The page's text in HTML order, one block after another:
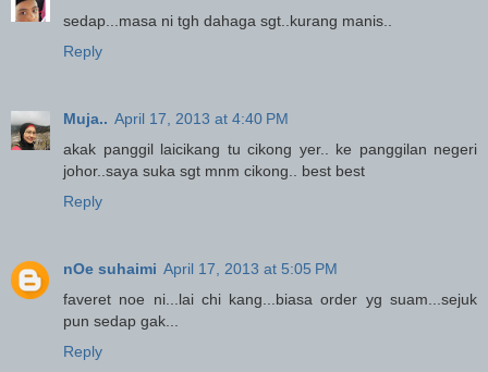
sedap...masa ni tgh dahaga sgt..kurang manis..
Reply
Muja.. April 17, 2013 at 4:40 PM
akak panggil laicikang tu cikong yer.. ke panggilan negeri
johor..saya suka sgt mnm cikong.. best best
Reply
nOe suhaimi April 17, 2013 at 5:05 PM
faveret noe ni...lai chi kang...biasa order yg suam...sejuk
pun sedap gak...
Reply